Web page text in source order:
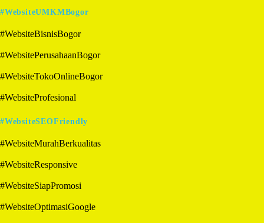
#WebsiteUMKMBogor
#WebsiteBisnisBogor
#WebsitePerusahaanBogor
#WebsiteTokoOnlineBogor
#WebsiteProfesional
#WebsiteSEOFriendly
#WebsiteMurahBerkualitas
#WebsiteResponsive
#WebsiteSiapPromosi
#WebsiteOptimasiGoogle